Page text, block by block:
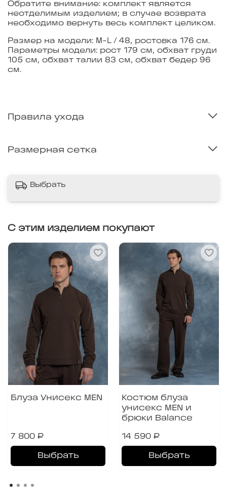
Обратите внимание: комплект является
неотделимым изделием; в случае возврата
необходимо вернуть весь комплект целиком.
Размер на модели: M-L / 48, ростовка 176 см.
Параметры модели: рост 179 см, обхват груди
105 см, обхват талии 83 см, обхват бедер 96
см.
Правила ухода
Размерная сетка
Выбрать
С этим изделием покупают
Блуза Унисекс MEN
7 800 ₽
Выбрать
Костюм блуза
унисекс MEN и
брюки Balance
14 590 ₽
Выбрать